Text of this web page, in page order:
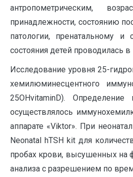
антропометрическим,
принадлежности, состоянию
патологии, пренатальному и
состояния детей проводилась
Исследование уровня 25-
хемилюминесцентного
25OHvitaminD).
осуществлялось
аппарате «Viktor». При
Neonatal hTSH kit для
пробах крови, высушенных на
анализа с разрешением по